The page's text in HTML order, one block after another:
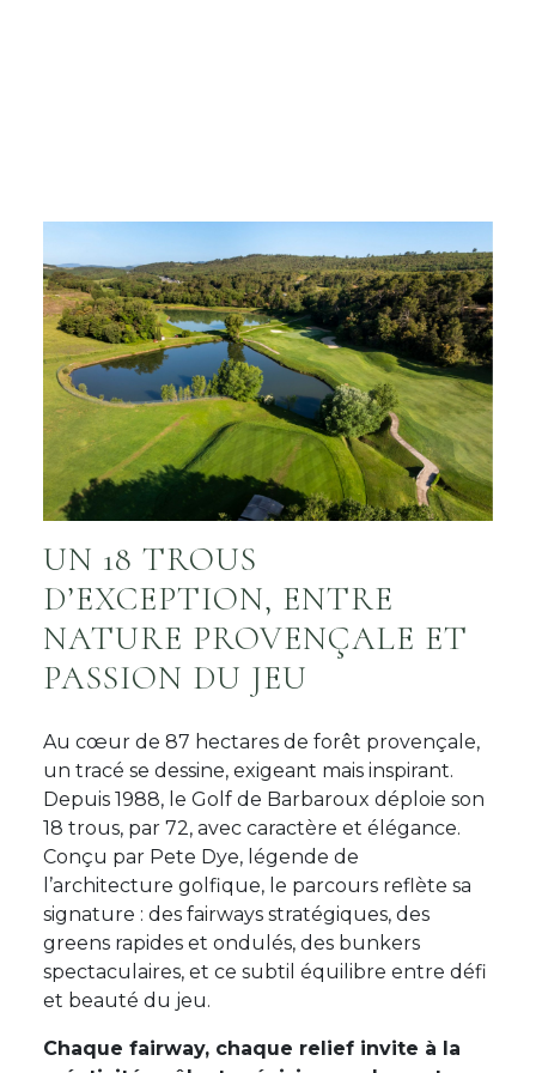
UN 18 TROUS
D’EXCEPTION, ENTRE
NATURE PROVENÇALE ET
PASSION DU JEU
Au cœur de 87 hectares de forêt provençale,
un tracé se dessine, exigeant mais inspirant.
Depuis 1988, le Golf de Barbaroux déploie son
18 trous, par 72, avec caractère et élégance.
Conçu par Pete Dye, légende de
l’architecture golfique, le parcours reflète sa
signature : des fairways stratégiques, des
greens rapides et ondulés, des bunkers
spectaculaires, et ce subtil équilibre entre défi
et beauté du jeu.
Chaque fairway, chaque relief invite à la